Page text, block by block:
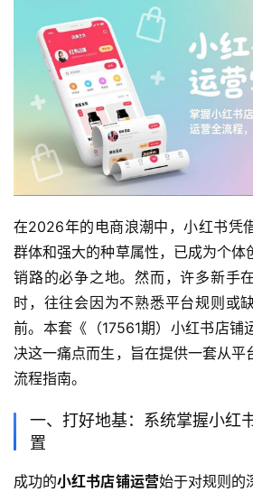
在2026年的电商浪潮中，小红书凭
群体和强大的种草属性，已成为个体
销路的必争之地。然而，许多新手
时，往往会因为不熟悉平台规则或
前。本套《（17561期）小红书店铺
决这一痛点而生，旨在提供一套从平
流程指南。
一、打好地基：系统掌握小红
置
成功的小红书店铺运营始于对规则的